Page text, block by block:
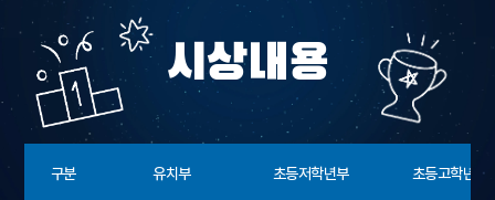
시상내용
구분 유치부 초등저학년부 초등고학년부